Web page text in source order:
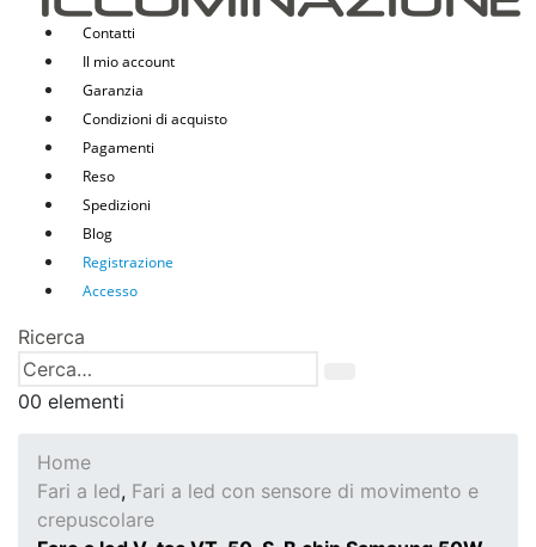
Contatti
Il mio account
Garanzia
Condizioni di acquisto
Pagamenti
Reso
Spedizioni
Blog
Registrazione
Accesso
Ricerca
00 elementi
Home
Fari a led, Fari a led con sensore di movimento e
crepuscolare